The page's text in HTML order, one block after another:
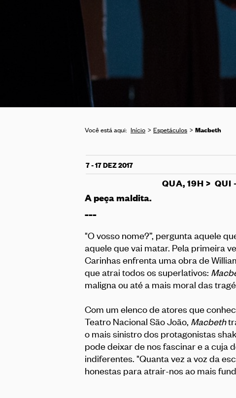
Você está aqui: Início Espetáculos Macbeth
7 - 17 DEZ 2017
QUA, 19H > QUI
A peça maldita.
"O vosso nome?”, pergunta aquele
aquele que vai matar. Pela primeira
Carinhas enfrenta uma obra de
que atrai todos os superlativos:
maligna ou até a mais moral das
Com um elenco de atores que
Teatro Nacional São João, Macbeth
o mais sinistro dos protagonistas
pode deixar de nos fascinar e a cuja
indiferentes. "Quanta vez a voz da
honestas para atrair-nos ao mais